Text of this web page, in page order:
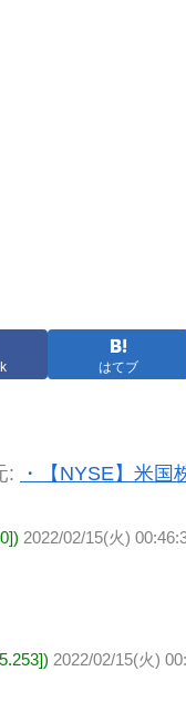
はてブ
: ・【NYSE】米国
2022/02/15(火)
2022/02/15(火)